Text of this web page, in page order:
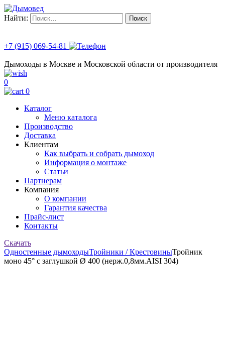
Найти:
+7 (915) 069-54-81
Дымоходы в Москве и Московской области от производителя
0
0
Каталог
Меню каталога
Производство
Доставка
Клиентам
Как выбрать и собрать дымоход
Информация о монтаже
Статьи
Партнерам
Компания
О компании
Гарантия качества
Прайс-лист
Контакты
Скачать
Одностенные дымоходыТройники / КрестовиныТройник
моно 45° с заглушкой Ø 400 (нерж.0,8мм.AISI 304)